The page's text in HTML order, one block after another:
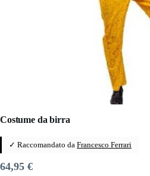
Costume da birra
✓ Raccomandato da Francesco Ferrari
64,95 €